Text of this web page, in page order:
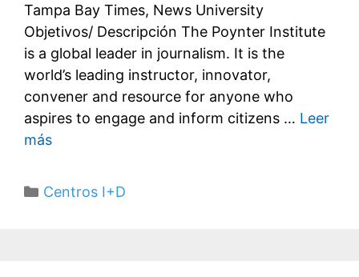
Tampa Bay Times, News University
Objetivos/ Descripción The Poynter Institute
is a global leader in journalism. It is the
world’s leading instructor, innovator,
convener and resource for anyone who
aspires to engage and inform citizens … Leer
más
Categorías
Centros I+D